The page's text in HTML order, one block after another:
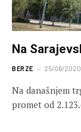
Na
BERZE 25/06/2020
Na današnjem
promet od